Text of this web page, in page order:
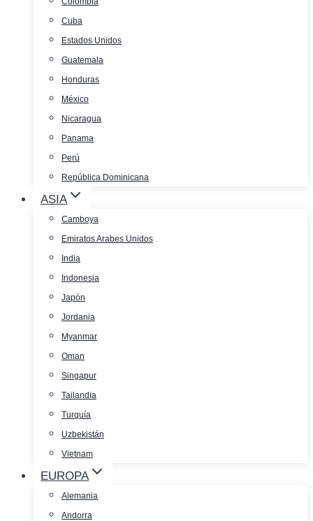
Cuba
Estados Unidos
Guatemala
Honduras
México
Nicaragua
Panama
Perú
República Dominicana
ASIA
Camboya
Emiratos Arabes Unidos
India
Indonesia
Japón
Jordania
Myanmar
Oman
Singapur
Tailandia
Turquía
Uzbekistán
Vietnam
EUROPA
Alemania
Andorra